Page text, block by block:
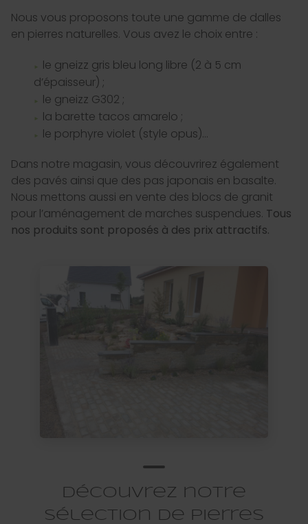
Nous vous proposons toute une gamme de dalles
en pierres naturelles. Vous avez le choix entre :
le gneizz gris bleu long libre (2 à 5 cm
d’épaisseur) ;
le gneizz G302 ;
la barette tacos amarelo ;
le porphyre violet (style opus)…
Dans notre magasin, vous découvrirez également
des pavés ainsi que des pas japonais en basalte.
Nous mettons aussi en vente des blocs de granit
pour l’aménagement de marches suspendues. Tous
nos produits sont proposés à des prix attractifs.
Découvrez notre
sélection de pierres